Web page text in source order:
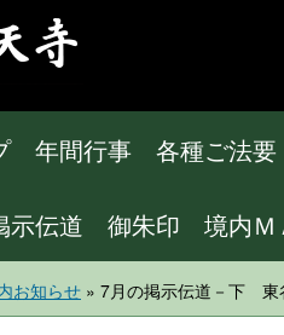
年間行事 各種ご法要
示伝道 御朱印 境内Ｍ
お知らせ » 7月の掲示伝道－下 東